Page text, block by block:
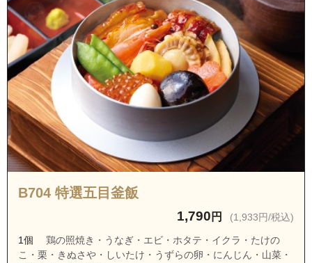
B704 特選五目釜飯
1,790 円 (1,933円/税込)
1個
鶏の照焼き・うなぎ・エビ・ホタテ・イクラ・たけの
こ・栗・きぬさや・しいたけ・うずらの卵・にんじん・山菜・